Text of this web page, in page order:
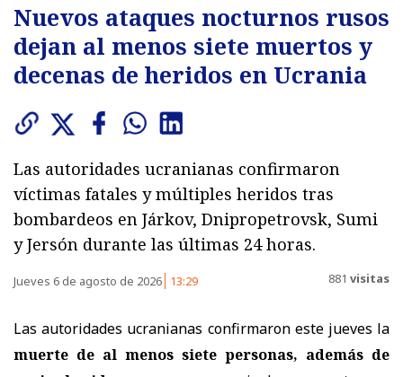
Nuevos ataques nocturnos rusos
dejan al menos siete muertos y
decenas de heridos en Ucrania
Las autoridades ucranianas confirmaron
víctimas fatales y múltiples heridos tras
bombardeos en Járkov, Dnipropetrovsk, Sumi
y Jersón durante las últimas 24 horas.
Jueves 6 de agosto de 2026 13:29 881 visitas
Las autoridades ucranianas confirmaron este jueves la
muerte de al menos siete personas, además de